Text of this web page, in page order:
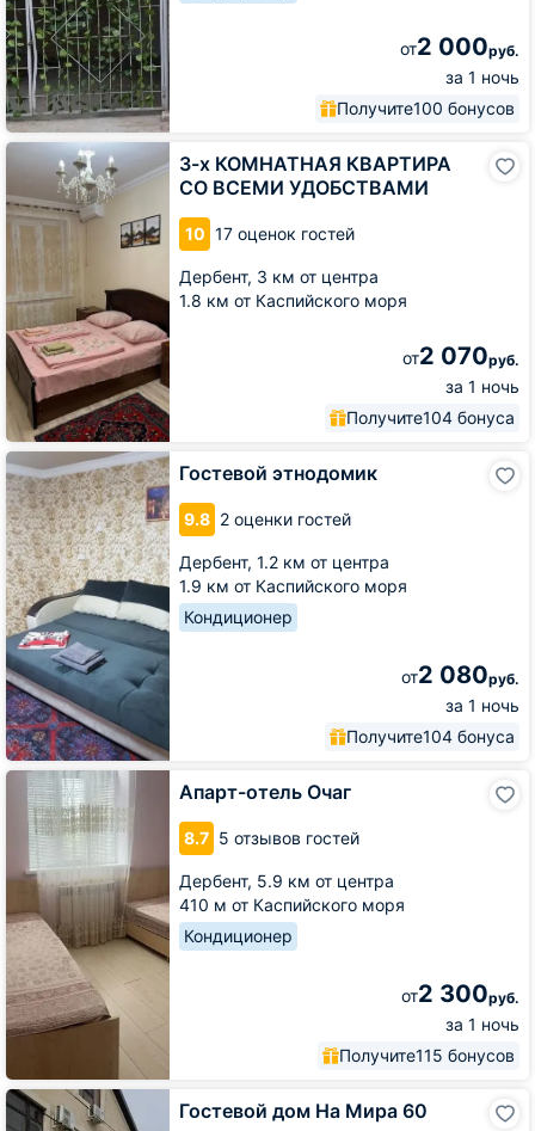
от2 000руб.
за 1 ночь
Получите100 бонусов
3-х КОМНАТНАЯ КВАРТИРА
СО ВСЕМИ УДОБСТВАМИ
10 17 оценок гостей
Дербент, 3 км от центра
1.8 км от Каспийского моря
от2 070руб.
за 1 ночь
Получите104 бонуса
3-
КОМНАТНАЯ
КВАРТИРА
УДОБСТВАМИ
Гостевой этнодомик
9.8 2 оценки гостей
Дербент, 1.2 км от центра
1.9 км от Каспийского моря
Кондиционер
от2 080руб.
за 1 ночь
Получите104 бонуса
Гостевой
этнодомик
Апарт-отель Очаг
8.7 5 отзывов гостей
Дербент, 5.9 км от центра
410 м от Каспийского моря
Кондиционер
от2 300руб.
за 1 ночь
Получите115 бонусов
Апарт-
отель
Очаг
Гостевой дом На Мира 60
Гостевой
дом